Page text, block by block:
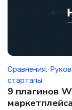
Сравнения,
стартапы
9 плагинов